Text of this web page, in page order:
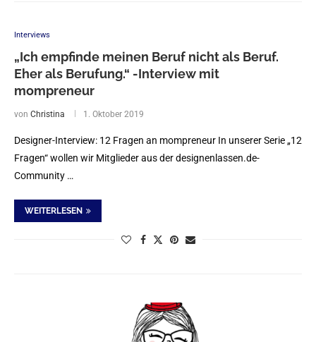
Interviews
„Ich empfinde meinen Beruf nicht als Beruf.
Eher als Berufung.“ -Interview mit
mompreneur
von Christina 1. Oktober 2019
Designer-Interview: 12 Fragen an mompreneur In unserer Serie „12
Fragen“ wollen wir Mitglieder aus der designenlassen.de-
Community …
WEITERLESEN